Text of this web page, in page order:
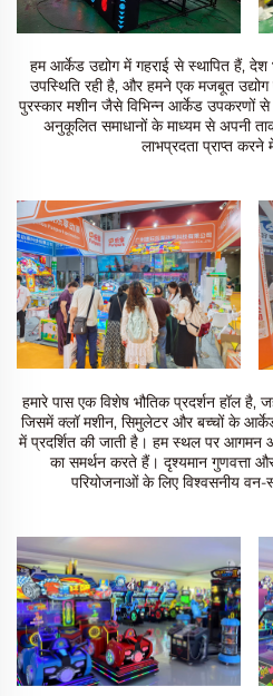
हम आर्केड उद्योग में गहराई से स्थापित हैं, देश
उपस्थिति रही है, और हमने एक मजबूत
पुरस्कार मशीन जैसे विभिन्न आर्केड उपकरणों
अनुकूलित समाधानों के माध्यम से अपनी
लाभप्रदता प्राप्त करने
हमारे पास एक विशेष भौतिक प्रदर्शन हॉल
जिसमें क्लॉ मशीन, सिमुलेटर और बच्चों के
में प्रदर्शित की जाती है। हम स्थल पर
का समर्थन करते हैं। दृश्यमान गुणवत्ता
परियोजनाओं के लिए विश्वसनीय वन-